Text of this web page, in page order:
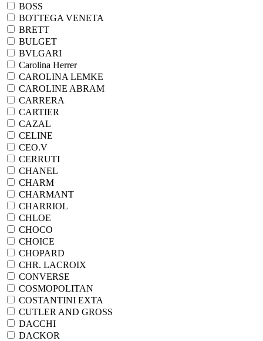
BOSS
BOTTEGA VENETA
BRETT
BULGET
BVLGARI
Carolina Herrer
CAROLINA LEMKE
CAROLINE ABRAM
CARRERA
CARTIER
CAZAL
CELINE
CEO.V
CERRUTI
CHANEL
CHARM
CHARMANT
CHARRIOL
CHLOE
CHOCO
CHOICE
CHOPARD
CHR. LACROIX
CONVERSE
COSMOPOLITAN
COSTANTINI EXTA
CUTLER AND GROSS
DACCHI
DACKOR